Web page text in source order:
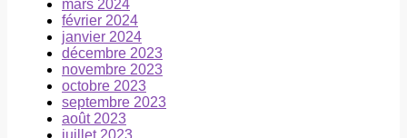
mars 2024
février 2024
janvier 2024
décembre 2023
novembre 2023
octobre 2023
septembre 2023
août 2023
juillet 2023